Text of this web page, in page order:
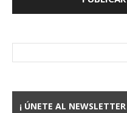
¡ ÚNETE AL